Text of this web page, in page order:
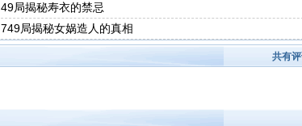
49局揭秘寿衣的禁忌
749局揭秘女娲造人的真相
共有